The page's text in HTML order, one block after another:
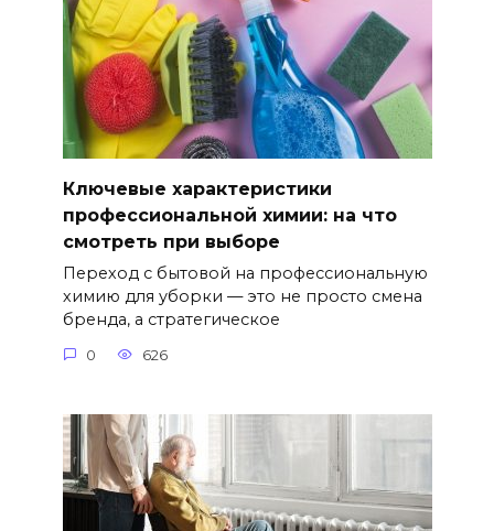
Ключевые характеристики
профессиональной химии: на что
смотреть при выборе
Переход с бытовой на профессиональную
химию для уборки — это не просто смена
бренда, а стратегическое
0 626